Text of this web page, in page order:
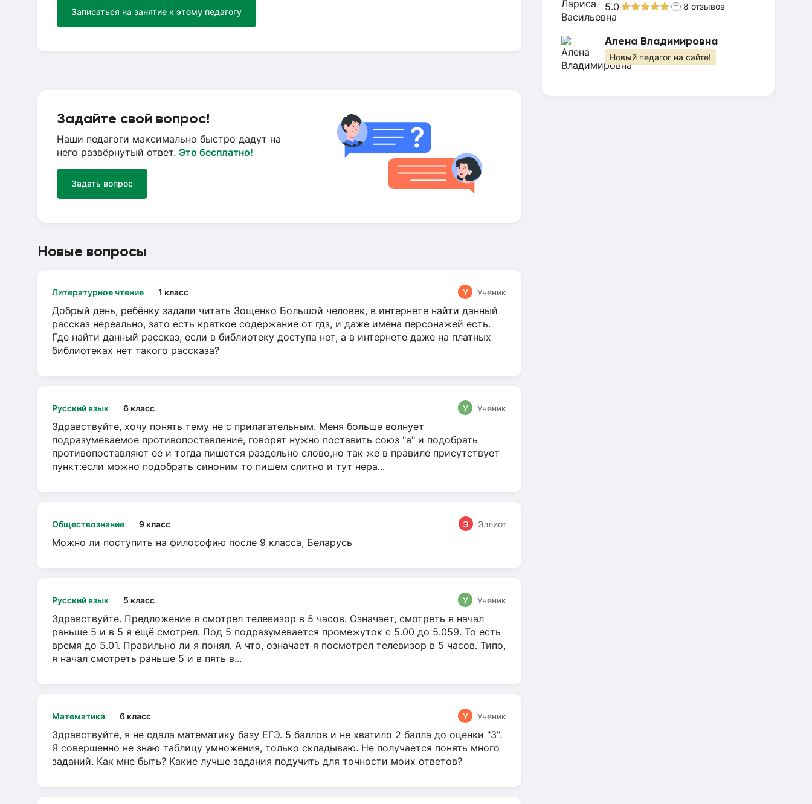
5.0 8 отзывов
Алена Владимировна
Новый педагог на сайте!
Записаться на занятие к этому педагогу
Задайте свой вопрос!
Наши педагоги максимально быстро дадут на
него развёрнутый ответ. Это бесплатно!
Задать вопрос
Новые вопросы
Литературное чтение 1 класс У Ученик
Добрый день, ребёнку задали читать Зощенко Большой человек, в интернете найти данный
рассказ нереально, зато есть краткое содержание от гдз, и даже имена персонажей есть.
Где найти данный рассказ, если в библиотеку доступа нет, а в интернете даже на платных
библиотеках нет такого рассказа?
Русский язык 6 класс У Ученик
Здравствуйте, хочу понять тему не с прилагательным. Меня больше волнует
подразумеваемое противопоставление, говорят нужно поставить союз "а" и подобрать
противопоставляют ее и тогда пишется раздельно слово,но так же в правиле присутствует
пункт:если можно подобрать синоним то пишем слитно и тут нера...
Обществознание 9 класс Э Эллиот
Можно ли поступить на философию после 9 класса, Беларусь
Русский язык 5 класс У Ученик
Здравствуйте. Предложение я смотрел телевизор в 5 часов. Означает, смотреть я начал
раньше 5 и в 5 я ещё смотрел. Под 5 подразумевается промежуток с 5.00 до 5.059. То есть
время до 5.01. Правильно ли я понял. А что, означает я посмотрел телевизор в 5 часов. Типо,
я начал смотреть раньше 5 и в пять в...
Математика 6 класс У Ученик
Здравствуйте, я не сдала математику базу ЕГЭ. 5 баллов и не хватило 2 балла до оценки "3".
Я совершенно не знаю таблицу умножения, только складываю. Не получается понять много
заданий. Как мне быть? Какие лучше задания подучить для точности моих ответов?